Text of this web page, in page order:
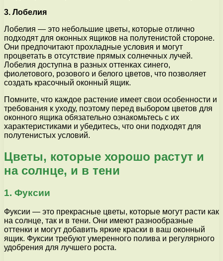
3. Лобелия
Лобелия — это небольшие цветы, которые отлично
подходят для оконных ящиков на полутенистой стороне.
Они предпочитают прохладные условия и могут
процветать в отсутствие прямых солнечных лучей.
Лобелия доступна в разных оттенках синего,
фиолетового, розового и белого цветов, что позволяет
создать красочный оконный ящик.
Помните, что каждое растение имеет свои особенности и
требования к уходу, поэтому перед выбором цветов для
оконного ящика обязательно ознакомьтесь с их
характеристиками и убедитесь, что они подходят для
полутенистых условий.
Цветы, которые хорошо растут и
на солнце, и в тени
1. Фуксии
Фуксии — это прекрасные цветы, которые могут расти как
на солнце, так и в тени. Они имеют разнообразные
оттенки и могут добавить яркие краски в ваш оконный
ящик. Фуксии требуют умеренного полива и регулярного
удобрения для лучшего роста.